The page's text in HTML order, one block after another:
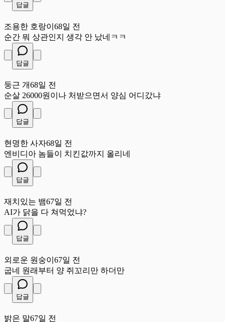
답글
조용한 호랑이 68일 전
순간 뭐 상관인지 생각 안 났네ㅋㅋ
답글
둥근 개68일 전
순살 26000원이나 처받으면서 양심 어디갔냐
답글
현명한 사자68일 전
엔비디아 놈들이 치킨값까지 올리네
답글
재치있는 뱀67일 전
AI가 닭을 다 쳐먹었냐?
답글
외로운 원숭이 67일 전
굽네 원래부터 양 쥐꼬리만 하더만
답글
밝은 말67일 전